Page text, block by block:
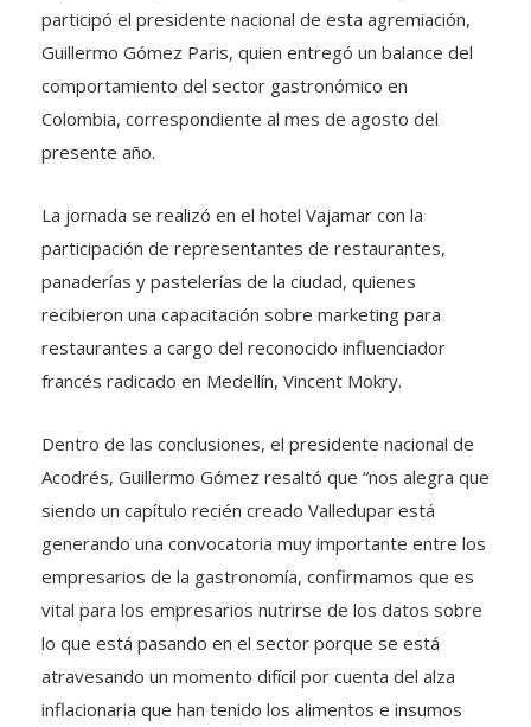
participó el presidente nacional de esta agremiación,
Guillermo Gómez Paris, quien entregó un balance del
comportamiento del sector gastronómico en
Colombia, correspondiente al mes de agosto del
presente año.
La jornada se realizó en el hotel Vajamar con la
participación de representantes de restaurantes,
panaderías y pastelerías de la ciudad, quienes
recibieron una capacitación sobre marketing para
restaurantes a cargo del reconocido influenciador
francés radicado en Medellín, Vincent Mokry.
Dentro de las conclusiones, el presidente nacional de
Acodrés, Guillermo Gómez resaltó que “nos alegra que
siendo un capítulo recién creado Valledupar está
generando una convocatoria muy importante entre los
empresarios de la gastronomía, confirmamos que es
vital para los empresarios nutrirse de los datos sobre
lo que está pasando en el sector porque se está
atravesando un momento difícil por cuenta del alza
inflacionaria que han tenido los alimentos e insumos